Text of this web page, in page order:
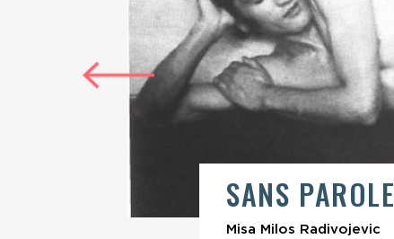
SANS PAROLE
Misa Milos Radivojevic